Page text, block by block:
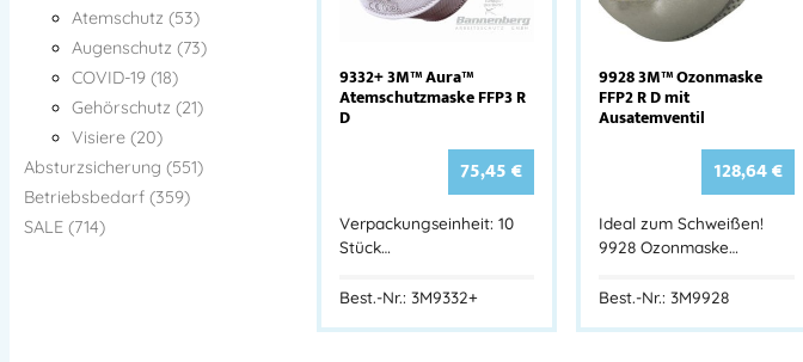
Atemschutz (53)
Augenschutz (73)
COVID-19 (18)
Gehörschutz (21)
Visiere (20)
Absturzsicherung (551)
Betriebsbedarf (359)
SALE (714)
9332+ 3M™ Aura™
Atemschutzmaske FFP3 R
D
75,45€
Verpackungseinheit: 10
Stück…
Best.-Nr.: 3M9332+
9928 3M™ Ozonmaske
FFP2 R D mit
Ausatemventil
128,64€
Ideal zum Schweißen!
9928 Ozonmaske…
Best.-Nr.: 3M9928